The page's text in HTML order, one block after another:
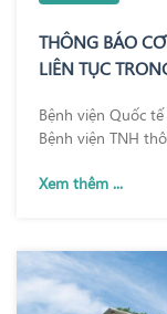
THÔNG BÁO
LIÊN TỤC
Bệnh viện Quốc
Bệnh viện TNH
Xem thêm ...